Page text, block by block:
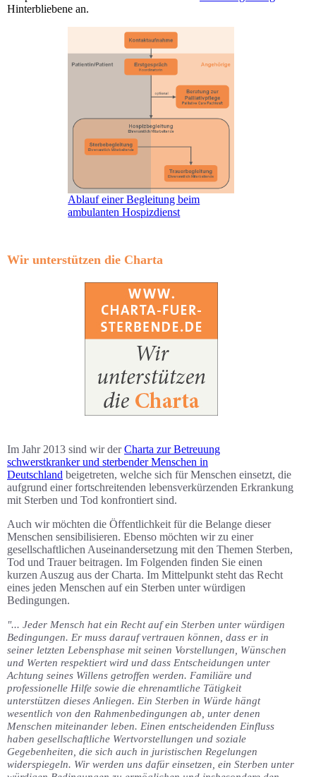
Hinterbliebene an.
Ablauf einer Begleitung beim
ambulanten Hospizdienst
Wir unterstützen die Charta
Im Jahr 2013 sind wir derCharta zur Betreuung
schwerstkranker und sterbender Menschen in
Deutschland beigetreten, welche sich für Menschen einsetzt, die
aufgrund einer fortschreitenden lebensverkürzenden Erkrankung
mit Sterben und Tod konfrontiert sind.
Auch wir möchten die Öffentlichkeit für die Belange dieser
Menschen sensibilisieren. Ebenso möchten wir zu einer
gesellschaftlichen Auseinandersetzung mit den Themen Sterben,
Tod und Trauer beitragen. Im Folgenden finden Sie einen
kurzen Auszug aus der Charta. Im Mittelpunkt steht das Recht
eines jeden Menschen auf ein Sterben unter würdigen
Bedingungen.
"... Jeder Mensch hat ein Recht auf ein Sterben unter würdigen
Bedingungen. Er muss darauf vertrauen können, dass er in
seiner letzten Lebensphase mit seinen Vorstellungen, Wünschen
und Werten respektiert wird und dass Entscheidungen unter
Achtung seines Willens getroffen werden. Familiäre und
professionelle Hilfe sowie die ehrenamtliche Tätigkeit
unterstützen dieses Anliegen. Ein Sterben in Würde hängt
wesentlich von den Rahmenbedingungen ab, unter denen
Menschen miteinander leben. Einen entscheidenden Einfluss
haben gesellschaftliche Wertvorstellungen und soziale
Gegebenheiten, die sich auch in juristischen Regelungen
widerspiegeln. Wir werden uns dafür einsetzen, ein Sterben unter